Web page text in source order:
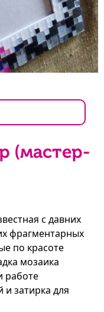
(мастер-
с давних
фрагментарных
по красоте
мозаика
работе
и затирка для